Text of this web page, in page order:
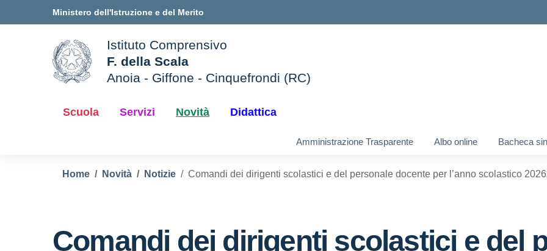
Ministero dell'Istruzione e del Merito
della scuola
Istituto Comprensivo
F. della Scala
Anoia - Giffone - Cinquefrondi (RC)
Scuola Servizi Novità Didattica
Amministrazione Trasparente Albo online Bacheca
Home Novità Notizie Comandi dei dirigenti scolastici e del personale docente per l’anno scolastico
Comandi dei dirigenti scolastici e del